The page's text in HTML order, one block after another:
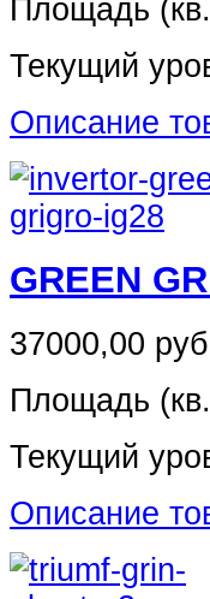
Площадь
Текущий
Описание
GREEN
37000,00 руб
Площадь
Текущий
Описание